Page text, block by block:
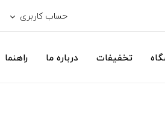
حساب کاربری
تخفیفات درباره ما راهنما